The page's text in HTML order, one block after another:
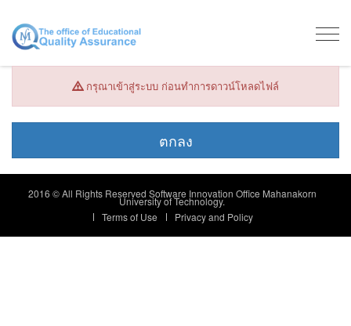
กรุณาเข้าสู่ระบบ ก่อนทำการดาวน์โหลดไฟล์
2016 © All Rights Reserved Software Innovation Office Mahanakorn
University of Technology.
Terms of Use
Privacy and Policy